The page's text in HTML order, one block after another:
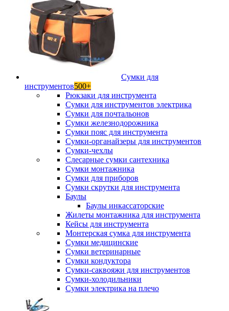
Сумки для
инструментов500+
Рюкзаки для инструмента
Сумки для инструментов электрика
Сумки для почтальонов
Сумки железнодорожника
Сумки пояс для инструмента
Сумки-органайзеры для инструментов
Сумки-чехлы
Слесарные сумки сантехника
Сумки монтажника
Сумки для приборов
Сумки скрутки для инструмента
Баулы
Баулы инкассаторские
Жилеты монтажника для инструмента
Кейсы для инструмента
Монтерская сумка для инструмента
Сумки медицинские
Сумки ветеринарные
Сумки кондуктора
Сумки-саквояжи для инструментов
Сумки-холодильники
Сумки электрика на плечо